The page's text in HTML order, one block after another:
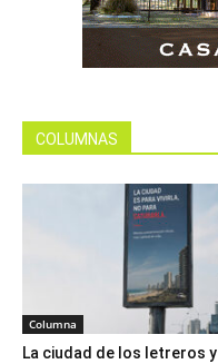
COLUMNAS
Columna
La ciudad de los letreros y